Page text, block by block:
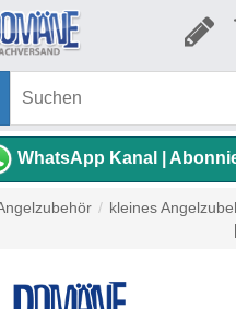
WhatsApp Kanal |
/ kleines